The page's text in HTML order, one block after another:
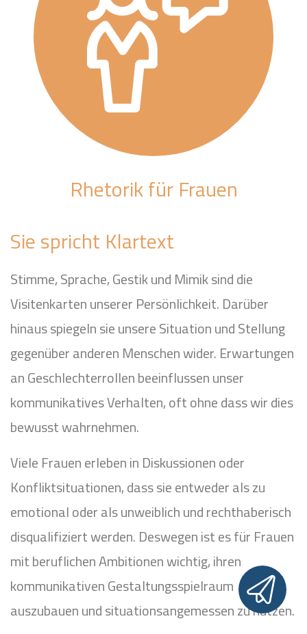
Rhetorik für Frauen
Sie spricht Klartext
Stimme, Sprache, Gestik und Mimik sind die
Visitenkarten unserer Persönlichkeit. Darüber
hinaus spiegeln sie unsere Situation und Stellung
gegenüber anderen Menschen wider. Erwartungen
an Geschlechterrollen beeinflussen unser
kommunikatives Verhalten, oft ohne dass wir dies
bewusst wahrnehmen.
Viele Frauen erleben in Diskussionen oder
Konfliktsituationen, dass sie entweder als zu
emotional oder als unweiblich und rechthaberisch
disqualifiziert werden. Deswegen ist es für Frauen
mit beruflichen Ambitionen wichtig, ihren
kommunikativen Gestaltungsspielraum
auszubauen und situationsangemessen zu nutzen.